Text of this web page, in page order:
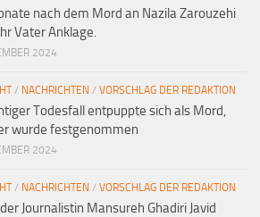
nach dem Mord an Nazila Zarouzehi
Vater Anklage.
2024
/ NACHRICHTEN / VORSCHLAG DER REDAKTION
Todesfall entpuppte sich als Mord,
wurde festgenommen
2024
/ NACHRICHTEN / VORSCHLAG DER REDAKTION
Journalistin Mansureh Ghadiri Javid